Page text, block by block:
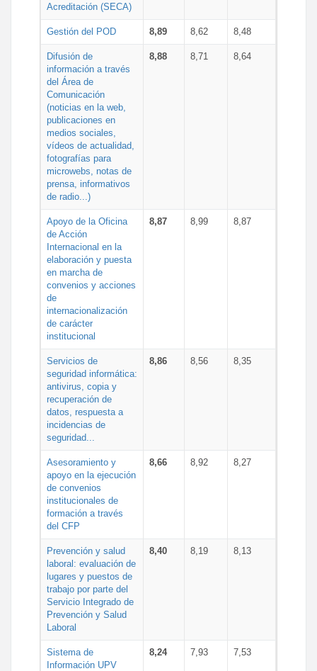
Acreditación (SECA)
Gestión del POD 8,89 8,62 8,48
Difusión de
información a través
del Área de
Comunicación
(noticias en la web,
publicaciones en
medios sociales,
vídeos de actualidad,
fotografías para
microwebs, notas de
prensa, informativos
de radio...)
8,88 8,71 8,64
Apoyo de la Oficina
de Acción
Internacional en la
elaboración y puesta
en marcha de
convenios y acciones
de
internacionalización
de carácter
institucional
8,87 8,99 8,87
Servicios de
seguridad informática:
antivirus, copia y
recuperación de
datos, respuesta a
incidencias de
seguridad...
8,86 8,56 8,35
Asesoramiento y
apoyo en la ejecución
de convenios
institucionales de
formación a través
del CFP
8,66 8,92 8,27
Prevención y salud
laboral: evaluación de
lugares y puestos de
trabajo por parte del
Servicio Integrado de
Prevención y Salud
Laboral
8,40 8,19 8,13
Sistema de
Información UPV
8,24 7,93 7,53